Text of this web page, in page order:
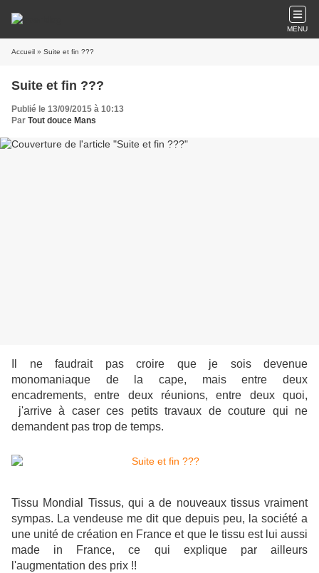
MENU
Accueil » Suite et fin ???
Suite et fin ???
Publié le 13/09/2015 à 10:13
Par Tout douce Mans
Il ne faudrait pas croire que je sois devenue
monomaniaque de la cape, mais entre deux
encadrements, entre deux réunions, entre deux quoi,
j'arrive à caser ces petits travaux de couture qui ne
demandent pas trop de temps.
Tissu Mondial Tissus, qui a de nouveaux tissus vraiment
sympas. La vendeuse me dit que depuis peu, la société a
une unité de création en France et que le tissu est lui aussi
made in France, ce qui explique par ailleurs
l'augmentation des prix !!